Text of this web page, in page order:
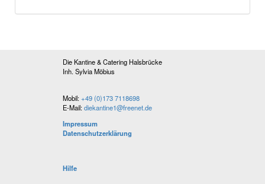
Die Kantine & Catering Halsbrücke
Inh. Sylvia Möbius
Mobil:+49 (0)173 7118698
E-Mail:diekantine1@freenet.de
Impressum
Datenschutzerklärung
Hilfe